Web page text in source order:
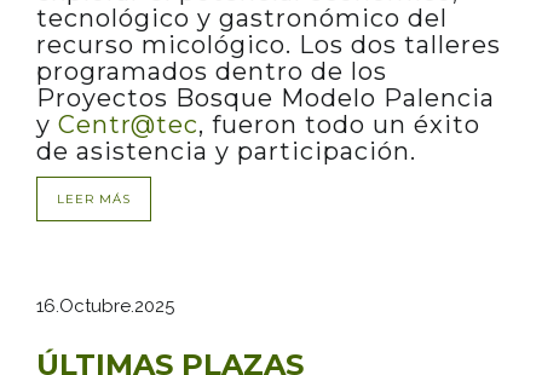
tecnológico y gastronómico del
recurso micológico. Los dos talleres
programados dentro de los
Proyectos Bosque Modelo Palencia
y Centr@tec, fueron todo un éxito
de asistencia y participación.
LEER MÁS
16.Octubre.2025
ÚLTIMAS PLAZAS